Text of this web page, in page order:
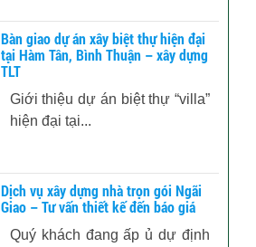
Bàn giao dự án xây biệt thự hiện đại
tại Hàm Tân, Bình Thuận – xây dựng
TLT
Giới thiệu dự án biệt thự “villa”
hiện đại tại...
Dịch vụ xây dựng nhà trọn gói Ngãi
Giao – Tư vấn thiết kế đến báo giá
Quý khách đang ấp ủ dự định